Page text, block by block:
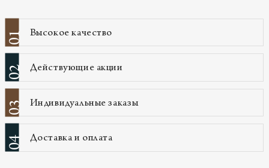
01 Высокое качество
02 Действующие акции
03 Индивидуальные заказы
04 Доставка и оплата